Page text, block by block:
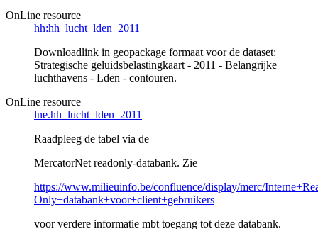
OnLine resource
hh:hh_lucht_lden_2011
Downloadlink in geopackage formaat voor de dataset:
Strategische geluidsbelastingkaart - 2011 - Belangrijke
luchthavens - Lden - contouren.
OnLine resource
lne.hh_lucht_lden_2011
Raadpleeg de tabel via de
MercatorNet readonly-databank. Zie
https://www.milieuinfo.be/confluence/display/merc/
Only+databank+voor+client+gebruikers
voor verdere informatie mbt toegang tot deze databank.